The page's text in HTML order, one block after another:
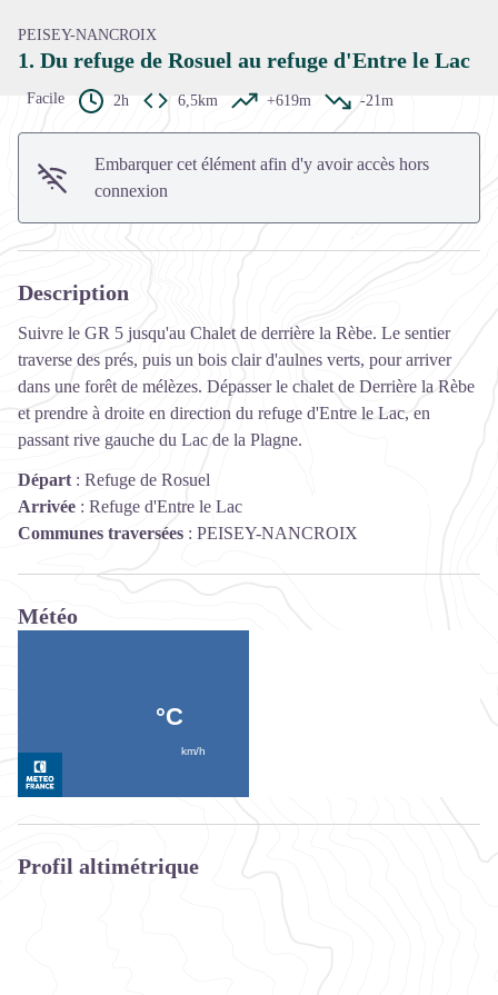
PEISEY-NANCROIX
1. Du refuge de Rosuel au refuge d'Entre le Lac
Facile 2h 6,5km +619m -21m
Embarquer cet élément afin d'y avoir accès hors
connexion
Description
Suivre le GR 5 jusqu'au Chalet de derrière la Rèbe. Le sentier
traverse des prés, puis un bois clair d'aulnes verts, pour arriver
dans une forêt de mélèzes. Dépasser le chalet de Derrière la Rèbe
et prendre à droite en direction du refuge d'Entre le Lac, en
passant rive gauche du Lac de la Plagne.
Départ : Refuge de Rosuel
Arrivée : Refuge d'Entre le Lac
Communes traversées : PEISEY-NANCROIX
Météo
Profil altimétrique